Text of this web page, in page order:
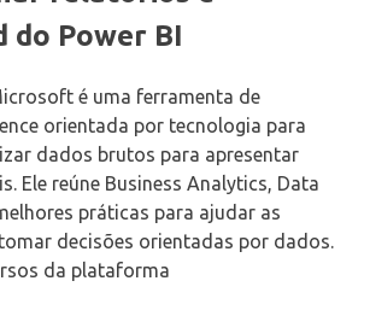
do Power BI
é uma ferramenta de
orientada por tecnologia para
dados brutos para apresentar
Ele reúne Business Analytics, Data
práticas para ajudar as
decisões orientadas por dados.
da plataforma